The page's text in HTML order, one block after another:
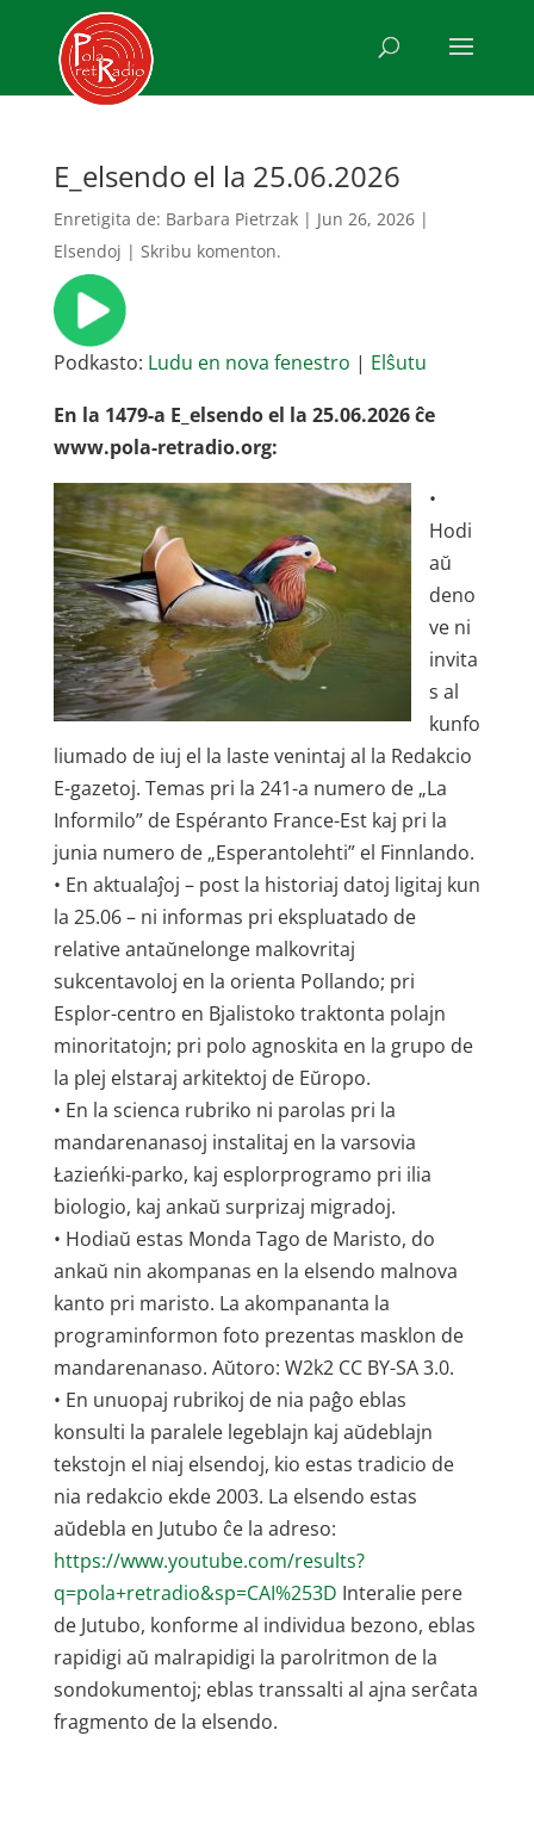
E_elsendo el la 25.06.2026
Enretigita de: Barbara Pietrzak| Jun 26, 2026|
Elsendoj | Skribu komenton.
Podkasto: Ludu en nova fenestro | Elŝutu
En la 1479-a E_elsendo el la 25.06.2026 ĉe
www.pola-retradio.org:
•
Hodi
aŭ
deno
ve ni
invita
s al
kunfo
liumado de iuj el la laste venintaj al la Redakcio
E-gazetoj. Temas pri la 241-a numero de „La
Informilo” de Espéranto France-Est kaj pri la
junia numero de „Esperantolehti” el Finnlando.
• En aktualaĵoj – post la historiaj datoj ligitaj kun
la 25.06 – ni informas pri ekspluatado de
relative antaŭnelonge malkovritaj
sukcentavoloj en la orienta Pollando; pri
Esplor-centro en Bjalistoko traktonta polajn
minoritatojn; pri polo agnoskita en la grupo de
la plej elstaraj arkitektoj de Eŭropo.
• En la scienca rubriko ni parolas pri la
mandarenanasoj instalitaj en la varsovia
Łazieńki-parko, kaj esplorprogramo pri ilia
biologio, kaj ankaŭ surprizaj migradoj.
• Hodiaŭ estas Monda Tago de Maristo, do
ankaŭ nin akompanas en la elsendo malnova
kanto pri maristo. La akompananta la
programinformon foto prezentas masklon de
mandarenanaso. Aŭtoro: W2k2 CC BY-SA 3.0.
• En unuopaj rubrikoj de nia paĝo eblas
konsulti la paralele legeblajn kaj aŭdeblajn
tekstojn el niaj elsendoj, kio estas tradicio de
nia redakcio ekde 2003. La elsendo estas
aŭdebla en Jutubo ĉe la adreso:
https://www.youtube.com/results?
q=pola+retradio&sp=CAI%253D Interalie pere
de Jutubo, konforme al individua bezono, eblas
rapidigi aŭ malrapidigi la parolritmon de la
sondokumentoj; eblas transsalti al ajna serĉata
fragmento de la elsendo.